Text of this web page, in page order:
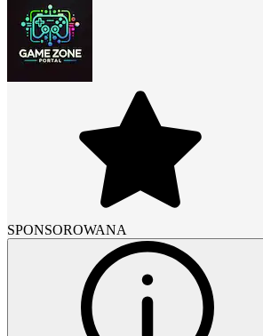
SPONSOROWANA